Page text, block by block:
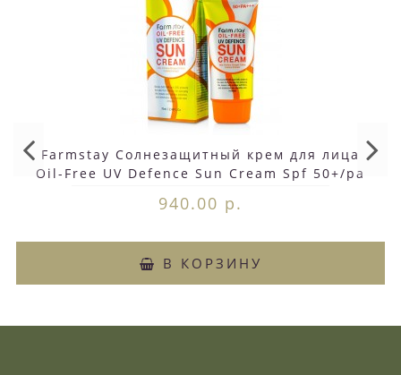
Farmstay Солнезащитный крем для лица
Oil-Free UV Defence Sun Cream Spf 50+/pa
940.00 р.
В КОРЗИНУ